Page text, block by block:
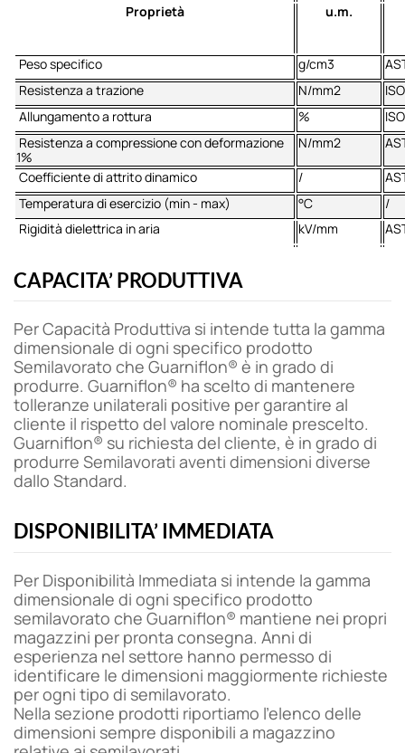
Proprietà u.m.
Peso specifico g/cm3
Resistenza a trazione
N/mm2
Allungamento a rottura
%
Resistenza a compressione con deformazione
1%
N/mm2
Coefficiente di attrito dinamico
/
Temperatura di esercizio (min - max)
°C
/
Rigidità dielettrica in aria
kV/mm
CAPACITA’ PRODUTTIVA
Per Capacità Produttiva si intende tutta la gamma
dimensionale di ogni specifico prodotto
Semilavorato che Guarniflon® è in grado di
produrre. Guarniflon® ha scelto di mantenere
tolleranze unilaterali positive per garantire al
cliente il rispetto del valore nominale prescelto.
Guarniflon® su richiesta del cliente, è in grado di
produrre Semilavorati aventi dimensioni diverse
dallo Standard.
DISPONIBILITA’ IMMEDIATA
Per Disponibilità Immediata si intende la gamma
dimensionale di ogni specifico prodotto
semilavorato che Guarniflon® mantiene nei propri
magazzini per pronta consegna. Anni di
esperienza nel settore hanno permesso di
identificare le dimensioni maggiormente richieste
per ogni tipo di semilavorato.
Nella sezione prodotti riportiamo l’elenco delle
dimensioni sempre disponibili a magazzino